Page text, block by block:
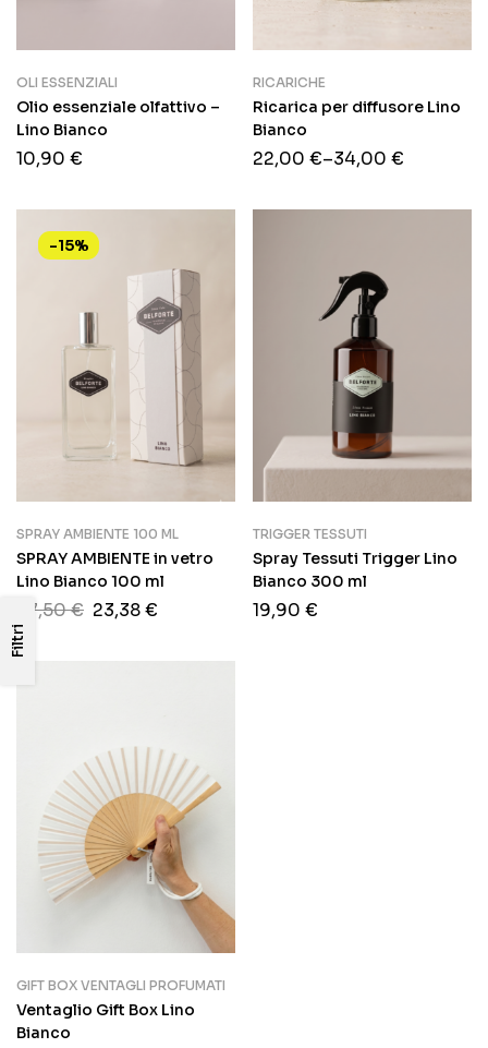
Filtri
OLI ESSENZIALI
Olio essenziale olfattivo –
Lino Bianco
10,90 €
RICARICHE
Ricarica per diffusore Lino
Bianco
22,00 €–34,00 €
-15%
SPRAY AMBIENTE 100 ML
SPRAY AMBIENTE in vetro
Lino Bianco 100 ml
27,50€ 23,38€
TRIGGER TESSUTI
Spray Tessuti Trigger Lino
Bianco 300 ml
19,90 €
GIFT BOX VENTAGLI PROFUMATI
Ventaglio Gift Box Lino
Bianco